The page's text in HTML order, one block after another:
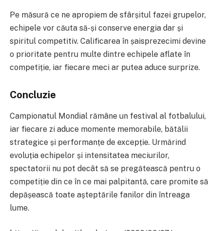
Pe măsură ce ne apropiem de sfârșitul fazei grupelor,
echipele vor căuta să-și conserve energia dar și
spiritul competitiv. Calificarea în șaisprezecimi devine
o prioritate pentru multe dintre echipele aflate în
competiție, iar fiecare meci ar putea aduce surprize.
Concluzie
Campionatul Mondial rămâne un festival al fotbalului,
iar fiecare zi aduce momente memorabile, bătălii
strategice și performanțe de excepție. Urmărind
evoluția echipelor și intensitatea meciurilor,
spectatorii nu pot decât să se pregătească pentru o
competiție din ce în ce mai palpitantă, care promite să
depășească toate așteptările fanilor din întreaga
lume.